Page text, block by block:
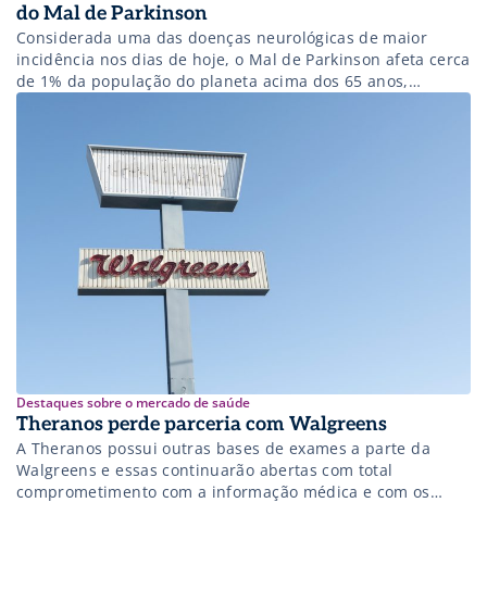
do Mal de Parkinson
Considerada uma das doenças neurológicas de maior
incidência nos dias de hoje, o Mal de Parkinson afeta cerca
de 1% da população do planeta acima dos 65 anos,
segundo a Organização Mundial da Saúde
Destaques sobre o mercado de saúde
Theranos perde parceria com Walgreens
A Theranos possui outras bases de exames a parte da
Walgreens e essas continuarão abertas com total
comprometimento com a informação médica e com os